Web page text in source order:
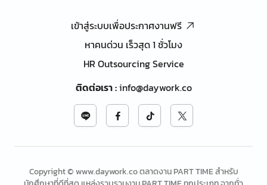
เข้าสู่ระบบเพื่อประกาศงานฟรี
หาคนด่วน เร็วสุด 1 ชั่วโมง
HR Outsourcing Service
ติดต่อเรา:info@daywork.co
Copyright © www.daywork.co ตลาดงาน PART TIME สำหรับ